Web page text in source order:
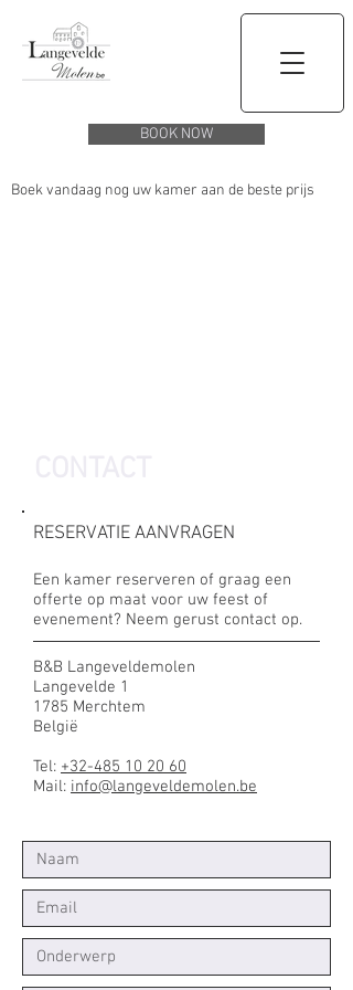
Boek vandaag nog uw kamer aan de beste prijs
BOOK NOW
RESERVATIE AANVRAGEN
Een kamer reserveren of graag een
offerte op maat voor uw feest of
evenement? Neem gerust contact op.
B&B Langeveldemolen
Langevelde 1
1785 Merchtem
België
Tel: +32-485 10 20 60
Mail: info@langeveldemolen.be